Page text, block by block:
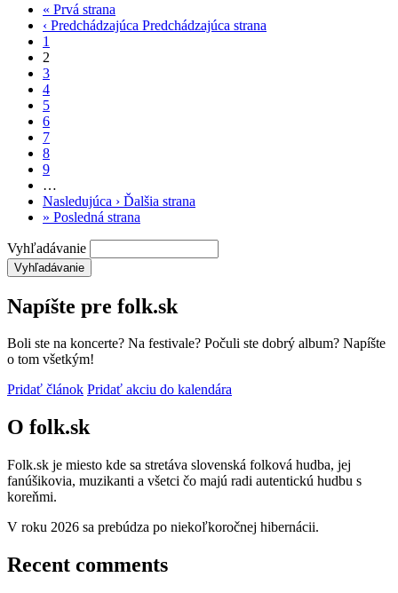
« Prvá strana
‹ Predchádzajúca Predchádzajúca strana
1
2
3
4
5
6
7
8
9
…
Nasledujúca › Ďalšia strana
» Posledná strana
Vyhľadávanie
Napíšte pre folk.sk
Boli ste na koncerte? Na festivale? Počuli ste dobrý album? Napíšte
o tom všetkým!
Pridať článok Pridať akciu do kalendára
O folk.sk
Folk.sk je miesto kde sa stretáva slovenská folková hudba, jej
fanúšikovia, muzikanti a všetci čo majú radi autentickú hudbu s
koreňmi.
V roku 2026 sa prebúdza po niekoľkoročnej hibernácii.
Recent comments